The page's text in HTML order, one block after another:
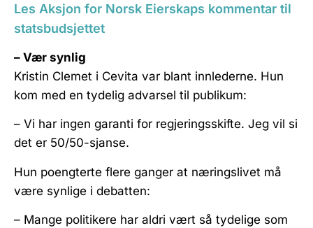
Les Aksjon for Norsk Eierskaps kommentar til
statsbudsjettet
– Vær synlig
Kristin Clemet i Cevita var blant innlederne. Hun
kom med en tydelig advarsel til publikum:
– Vi har ingen garanti for regjeringsskifte. Jeg vil si
det er 50/50-sjanse.
Hun poengterte flere ganger at næringslivet må
være synlige i debatten:
– Mange politikere har aldri vært så tydelige som